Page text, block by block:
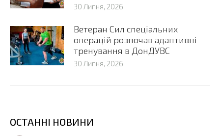
30 Липня, 2026
Ветеран Сил спеціальних
операцій розпочав адаптивні
тренування в ДонДУВС
30 Липня, 2026
ОСТАННІ НОВИНИ